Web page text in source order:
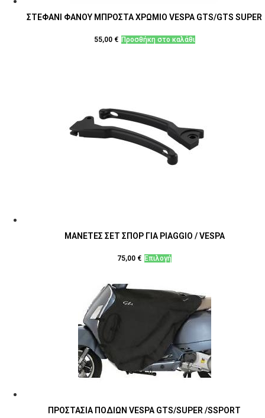
ΣΤΕΦΑΝΙ ΦΑΝΟΥ ΜΠΡΟΣΤΑ ΧΡΩΜΙΟ VESPA GTS/GTS SUPER
55,00 € Προσθήκη στο καλάθι
ΜΑΝΕΤΕΣ ΣΕΤ ΣΠΟΡ ΓΙΑ PIAGGIO / VESPA
75,00 € ΕπιλογήΑυτό
έχει
πολλαπλές
παραλλαγές.
Οι
επιλογές
μπορούν
στη
ΠΡΟΣΤΑΣΙΑ ΠΟΔΙΩΝ VESPA GTS/SUPER /SSPORT